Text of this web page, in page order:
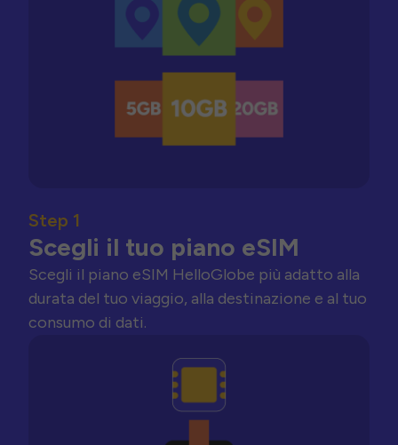
Step 1
Scegli il tuo piano eSIM
Scegli il piano eSIM HelloGlobe più adatto alla
durata del tuo viaggio, alla destinazione e al tuo
consumo di dati.